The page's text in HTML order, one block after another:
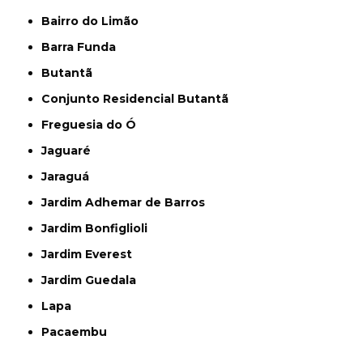
Bairro do Limão
Barra Funda
Butantã
Conjunto Residencial Butantã
Freguesia do Ó
Jaguaré
Jaraguá
Jardim Adhemar de Barros
Jardim Bonfiglioli
Jardim Everest
Jardim Guedala
Lapa
Pacaembu